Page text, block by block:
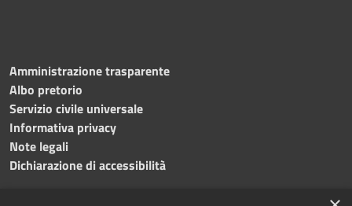
Amministrazione trasparente
Albo pretorio
Servizio civile universale
Informativa privacy
Note legali
Dichiarazione di accessibilità